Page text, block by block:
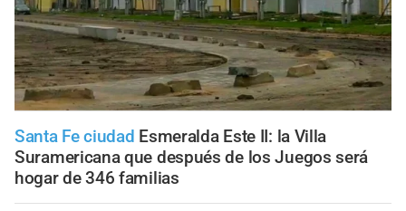
Santa Fe ciudad Esmeralda Este II: la Villa
Suramericana que después de los Juegos será
hogar de 346 familias